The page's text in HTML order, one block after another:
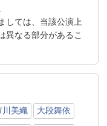
しては、当該公演上
異なる部分があるこ
川美織 大段舞依